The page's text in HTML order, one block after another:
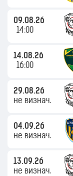
09.08.26
14:00
14.08.26
16:00
29.08.26
не визнач.
04.09.26
не визнач.
13.09.26
не визнач.